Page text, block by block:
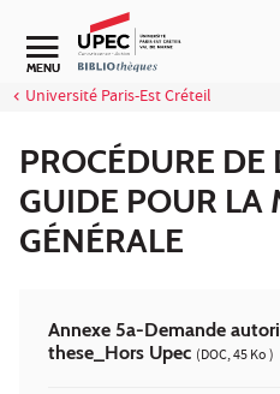
Aller au contenu
Navigation secondaire
MENU
Université Paris-Est Créteil
PROCÉDURE DE
GUIDE POUR LA
GÉNÉRALE
Annexe 5a-Demande
these_Hors Upec (DOC, 45 Ko )